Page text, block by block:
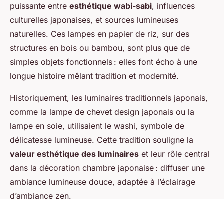
puissante entre esthétique wabi-sabi, influences
culturelles japonaises, et sources lumineuses
naturelles. Ces lampes en papier de riz, sur des
structures en bois ou bambou, sont plus que de
simples objets fonctionnels : elles font écho à une
longue histoire mêlant tradition et modernité.
Historiquement, les luminaires traditionnels japonais,
comme la lampe de chevet design japonais ou la
lampe en soie, utilisaient le washi, symbole de
délicatesse lumineuse. Cette tradition souligne la
valeur esthétique des luminaires et leur rôle central
dans la décoration chambre japonaise : diffuser une
ambiance lumineuse douce, adaptée à l’éclairage
d’ambiance zen.